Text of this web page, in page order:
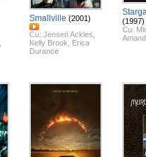
Smallville (2001)
Cu: Jensen Ackles
Kelly Brook
Erica
Durance
(1997)
Cu: